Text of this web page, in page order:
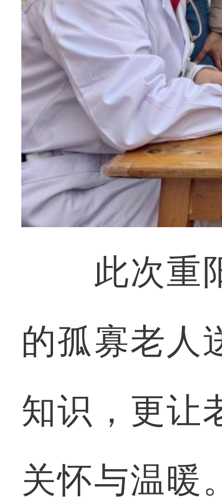
此次重阳
的孤寡老人
知识，更让
关怀与温暖